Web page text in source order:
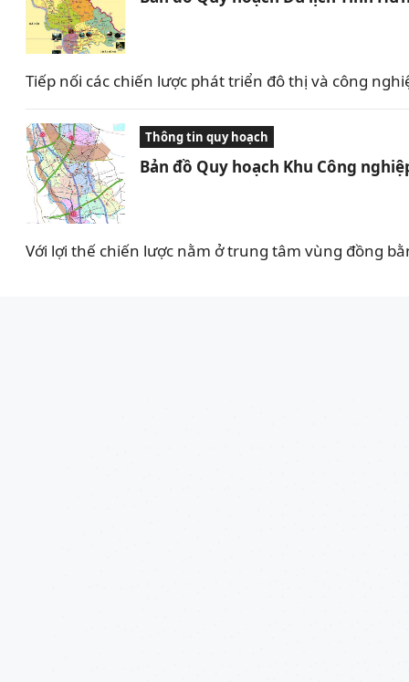
Tiếp nối các chiến lược phát triển đô thị và công
Thông tin quy hoạch
Bản đồ Quy hoạch Khu Công
Với lợi thế chiến lược nằm ở trung tâm vùng đồng